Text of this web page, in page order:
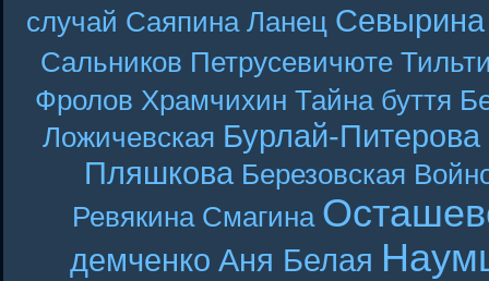
случай Саяпина Ланец Севырина
Сальников Петрусевичюте
Фролов Храмчихин Тайна буття
Ложичевская Бурлай-Питерова
Пляшкова Березовская
Ревякина Смагина
демченко Аня Белая